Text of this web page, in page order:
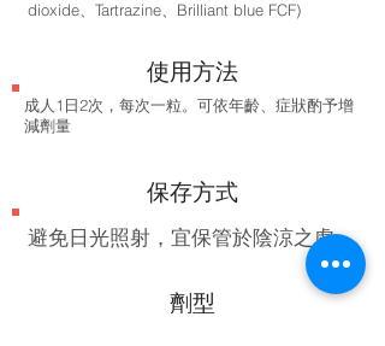
dioxide、Tartrazine、Brilliant blue FCF)
成人1日2次，每次一粒。可依年齡、症狀酌予增
減劑量
使用方法
避免日光照射，宜保管於陰涼之處
保存方式
劑型